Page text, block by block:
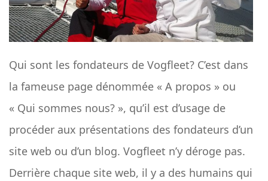
Qui sont les fondateurs de Vogfleet? C’est dans
la fameuse page dénommée « A propos » ou
« Qui sommes nous? », qu’il est d’usage de
procéder aux présentations des fondateurs d’un
site web ou d’un blog. Vogfleet n’y déroge pas.
Derrière chaque site web, il y a des humains qui